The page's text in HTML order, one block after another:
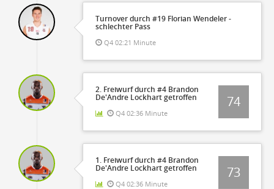
Turnover durch #19 Florian Wendeler -
schlechter Pass
Q4 02:21 Minute
2. Freiwurf durch #4 Brandon
De'Andre Lockhart getroffen
Q4 02:36 Minute
74
1. Freiwurf durch #4 Brandon
De'Andre Lockhart getroffen
Q4 02:36 Minute
73